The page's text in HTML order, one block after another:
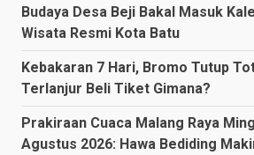
Budaya Desa Beji Bakal Masuk
Wisata Resmi Kota Batu
Kebakaran 7 Hari, Bromo Tutup
Terlanjur Beli Tiket Gimana?
Prakiraan Cuaca Malang Raya
Agustus 2026: Hawa Bediding